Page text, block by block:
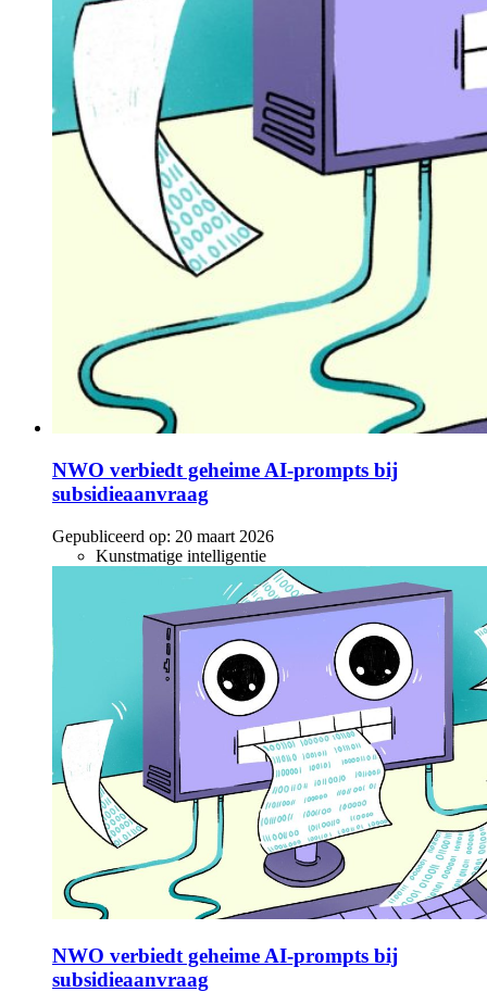
NWO verbiedt geheime AI-prompts bij
subsidieaanvraag
Gepubliceerd op: 20 maart 2026
Kunstmatige intelligentie
NWO verbiedt geheime AI-prompts bij
subsidieaanvraag